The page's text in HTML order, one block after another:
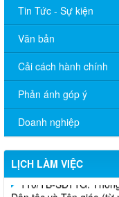
Tin Tức - Sự kiện
Văn bản
Cải cách hành chính
Phản ánh góp ý
Doanh nghiệp
LỊCH LÀM VIỆC
59/TB-SDTTG: Thông
Dân tộc và Tôn giáo
01/TB-SDTTG: Thông
Dân tộc và Tôn giáo
110/TB-SDTTG:
Dân tộc và Tôn giáo